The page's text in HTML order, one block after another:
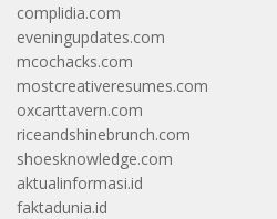
complidia.com
eveningupdates.com
mcochacks.com
mostcreativeresumes.com
oxcarttavern.com
riceandshinebrunch.com
shoesknowledge.com
aktualinformasi.id
faktadunia.id